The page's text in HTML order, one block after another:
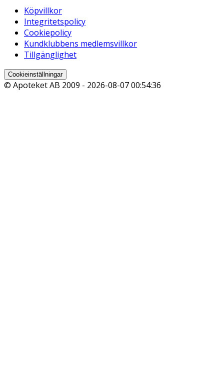
Köpvillkor
Integritetspolicy
Cookiepolicy
Kundklubbens medlemsvillkor
Tillgänglighet
Cookieinställningar
© Apoteket AB 2009 - 2026-08-07 00:54:36